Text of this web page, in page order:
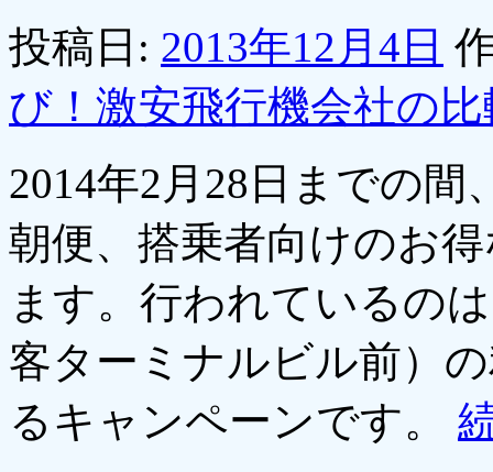
投稿日: 2013年12月4日
び！激安飛行機会社の
2014年2月28日までの
朝便、搭乗者向けのお
ます。行われているの
客ターミナルビル前）
るキャンペーンです。